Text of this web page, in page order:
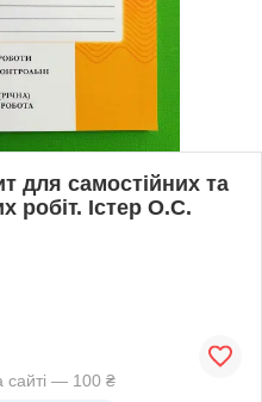
для самостійних та
робіт. Істер О.С.
сайті — 100 ₴